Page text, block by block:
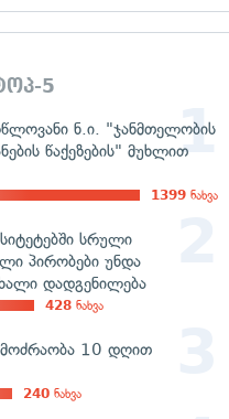
5
ნ.ი. "ჯანმთელობის
წაქეზების" მუხლით
1399 ნახვა
სრული
პირობები უნდა
დადგენილება
428 ნახვა
მოძრაობა 10 დღით
240 ნახვა